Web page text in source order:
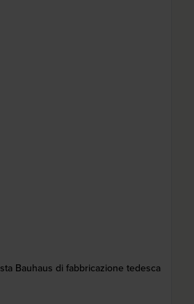
Bauhaus di fabbricazione tedesca